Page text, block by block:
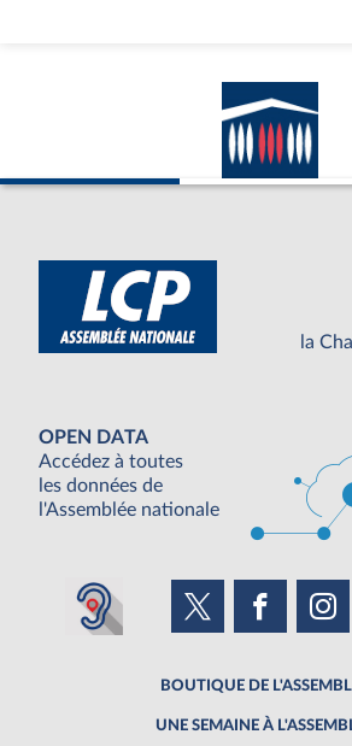
la
OPEN DATA
Accédez à toutes
les données de
l'Assemblée nationale
BOUTIQUE DE
UNE SEMAINE À